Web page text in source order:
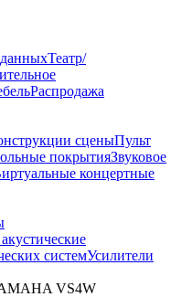
Театр/
Распродажа
сценыПульт
покрытияЗвуковое
концертные
системУсилители
VS4W